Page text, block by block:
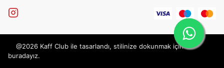
@2026 Kaff Club ile tasarlandı, stilinize dokunmak için
buradayız.